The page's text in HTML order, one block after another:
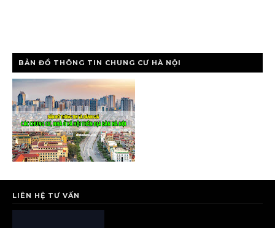
BẢN ĐỒ THÔNG TIN CHUNG CƯ HÀ NỘI
LIÊN HỆ TƯ VẤN